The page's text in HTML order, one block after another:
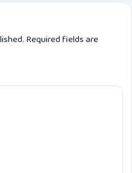
Required fields are